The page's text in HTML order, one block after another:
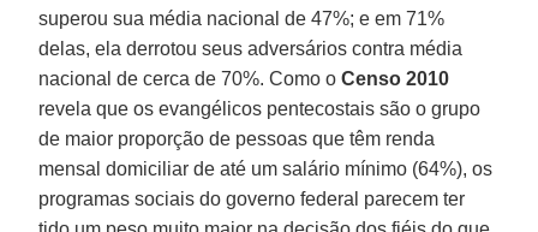
superou sua média nacional de 47%; e em 71%
delas, ela derrotou seus adversários contra média
nacional de cerca de 70%. Como oCenso 2010
revela que os evangélicos pentecostais são o grupo
de maior proporção de pessoas que têm renda
mensal domiciliar de até um salário mínimo (64%), os
programas sociais do governo federal parecem ter